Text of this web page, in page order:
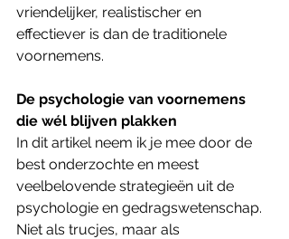
vriendelijker, realistischer en
effectiever is dan de traditionele
voornemens.
De psychologie van voornemens
die wél blijven plakken
In dit artikel neem ik je mee door de
best onderzochte en meest
veelbelovende strategieën uit de
psychologie en gedragswetenschap.
Niet als trucjes, maar als